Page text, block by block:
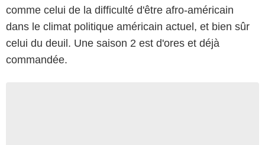
comme celui de la difficulté d'être afro-américain
dans le climat politique américain actuel, et bien sûr
celui du deuil. Une saison 2 est d'ores et déjà
commandée.